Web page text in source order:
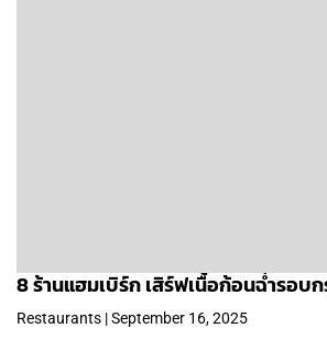
8 ร้านแฮมเบิร์ก เสิร์ฟเนื้อก้อนฉ่ำรอบ
Restaurants | September 16, 2025